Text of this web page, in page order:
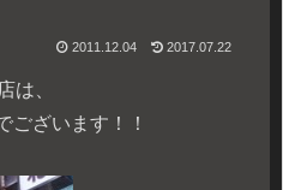
2011.12.04 2017.07.22
は、
ございます！！